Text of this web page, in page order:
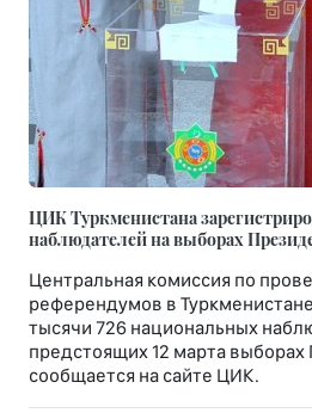
ЦИК Туркменистана
наблюдателей на выборах
Центральная комиссия по
референдумов в
тысячи 726 национальных
предстоящих 12 марта
сообщается на сайте ЦИК.